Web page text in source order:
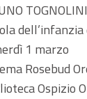
TOGNOLINI
1 marzo
Rosebud
Ospizio